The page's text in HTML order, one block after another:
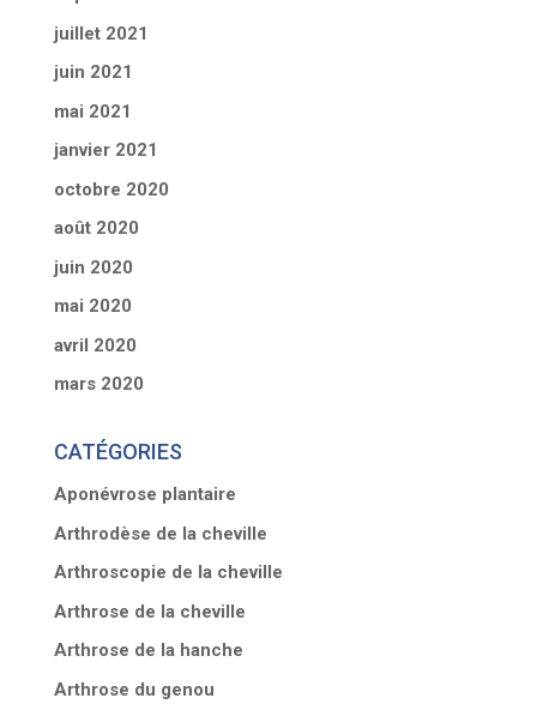
juillet 2021
juin 2021
mai 2021
janvier 2021
octobre 2020
août 2020
juin 2020
mai 2020
avril 2020
mars 2020
CATÉGORIES
Aponévrose plantaire
Arthrodèse de la cheville
Arthroscopie de la cheville
Arthrose de la cheville
Arthrose de la hanche
Arthrose du genou